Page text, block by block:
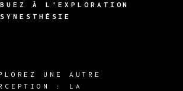
À L'EXPLORATION
UNE AUTRE
: LA